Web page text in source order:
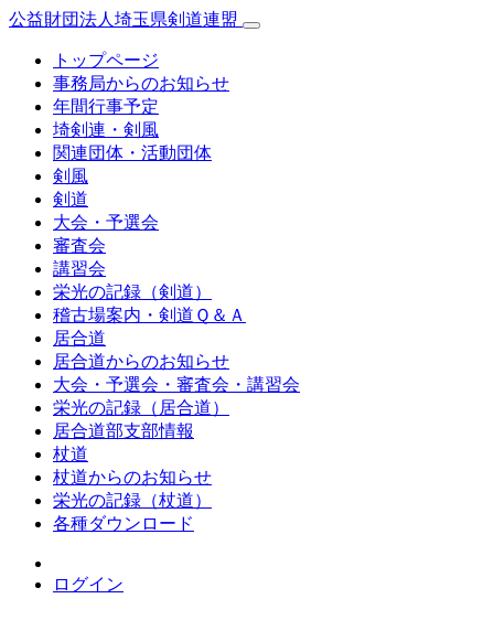
公益財団法人埼玉県剣道連盟
トップページ
事務局からのお知らせ
年間行事予定
埼剣連・剣風
関連団体・活動団体
剣風
剣道
大会・予選会
審査会
講習会
栄光の記録（剣道）
稽古場案内・剣道Ｑ＆Ａ
居合道
居合道からのお知らせ
大会・予選会・審査会・講習会
栄光の記録（居合道）
居合道部支部情報
杖道
杖道からのお知らせ
栄光の記録（杖道）
各種ダウンロード
ログイン